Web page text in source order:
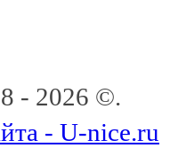
- 2026 ©.
- U-nice.ru